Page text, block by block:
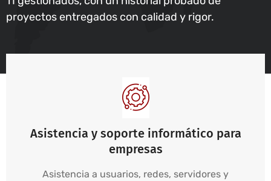
proyectos entregados con calidad y rigor.
Asistencia y soporte informático para
empresas
Asistencia a usuarios, redes, servidores y